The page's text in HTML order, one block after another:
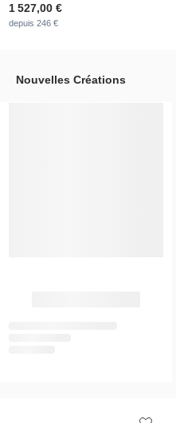
1 527,00 €
depuis 246 €
Nouvelles Créations